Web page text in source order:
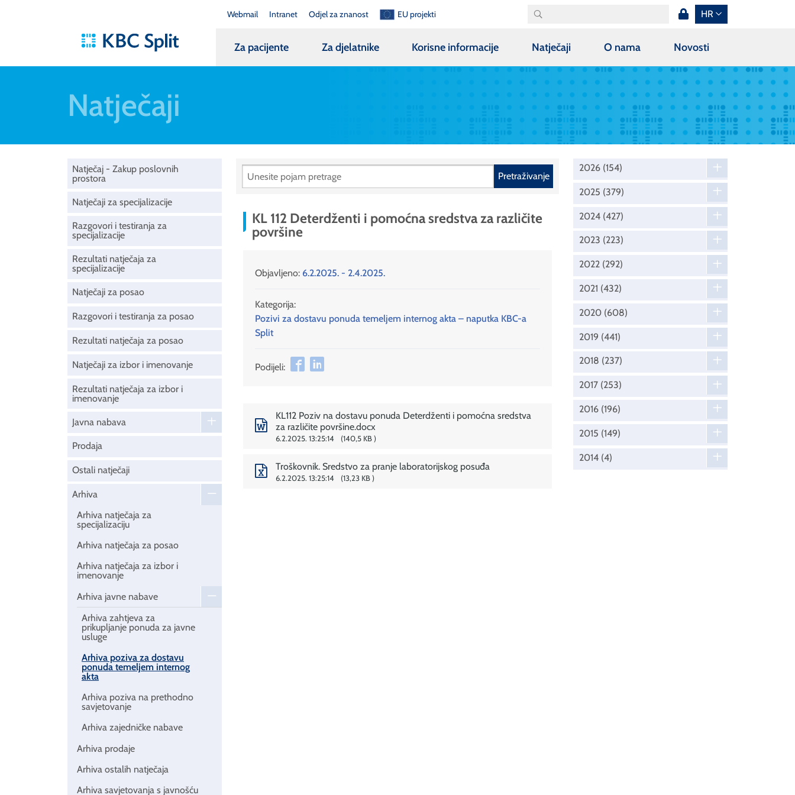
Webmail Intranet Odjel za znanost EU projekti HR
Za pacijente Za djelatnike Korisne informacije Natječaji O nama Novosti
Natječaji
Natječaj - Zakup poslovnih
prostora
Natječaji za specijalizacije
Razgovori i testiranja za
specijalizacije
Rezultati natječaja za
specijalizacije
Natječaji za posao
Razgovori i testiranja za posao
Rezultati natječaja za posao
Natječaji za izbor i imenovanje
Rezultati natječaja za izbor i
imenovanje
Javna nabava
Prodaja
Ostali natječaji
Arhiva
Arhiva natječaja za
specijalizaciju
Arhiva natječaja za posao
Arhiva natječaja za izbor i
imenovanje
Arhiva javne nabave
Arhiva zahtjeva za
prikupljanje ponuda za javne
usluge
Arhiva poziva za dostavu
ponuda temeljem internog
akta
Arhiva poziva na prethodno
savjetovanje
Arhiva zajedničke nabave
Arhiva prodaje
Arhiva ostalih natječaja
Arhiva savjetovanja s javnošću
Pretraživanje
KL 112 Deterdženti i pomoćna sredstva za različite
površine
Objavljeno: 6.2.2025. - 2.4.2025.
Kategorija:
Pozivi za dostavu ponuda temeljem internog akta – naputka KBC-a
Split
Podijeli:
KL112 Poziv na dostavu ponuda Deterdženti i pomoćna sredstva
za različite površine.docx
6.2.2025. 13:25:14 140,5 KB
Troškovnik. Sredstvo za pranje laboratorijskog posuđa
6.2.2025. 13:25:14 13,23 KB
2026 (154)
2025 (379)
2024 (427)
2023 (223)
2022 (292)
2021 (432)
2020 (608)
2019 (441)
2018 (237)
2017 (253)
2016 (196)
2015 (149)
2014 (4)